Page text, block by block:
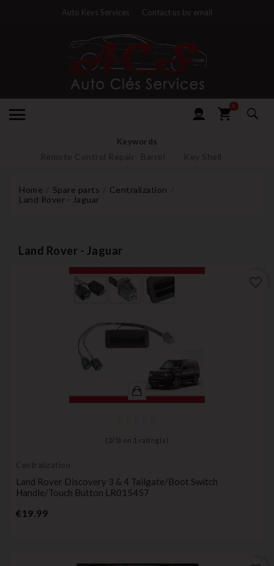
Auto Keys Services Contact us by email
0
Keywords
Remote Control Repair Barrel Key Shell
Home Spare parts
Centralization
Land Rover - Jaguar
Land Rover - Jaguar
( 2/ 5) on 1 rating(s)
Centralization
Land Rover Discovery 3 & 4 Tailgate/boot Switch
Handle/touch Button LR015457
€19.99Price